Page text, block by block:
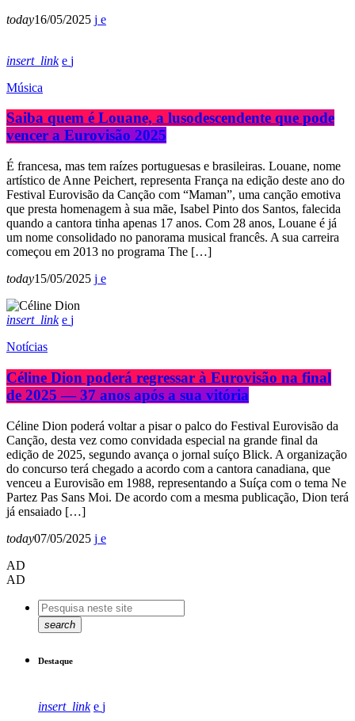
today16/05/2025
insert_link
Música
Saiba quem é Louane, a lusodescendente que pode
vencer a Eurovisão 2025
É francesa, mas tem raízes portuguesas e brasileiras. Louane, nome
artístico de Anne Peichert, representa França na edição deste ano do
Festival Eurovisão da Canção com “Maman”, uma canção emotiva
que presta homenagem à sua mãe, Isabel Pinto dos Santos, falecida
quando a cantora tinha apenas 17 anos. Com 28 anos, Louane é já
um nome consolidado no panorama musical francês. A sua carreira
começou em 2013 no programa The […]
today15/05/2025
insert_link
Notícias
Céline Dion poderá regressar à Eurovisão na final
de 2025 — 37 anos após a sua vitória
Céline Dion poderá voltar a pisar o palco do Festival Eurovisão da
Canção, desta vez como convidada especial na grande final da
edição de 2025, segundo avança o jornal suíço Blick. A organização
do concurso terá chegado a acordo com a cantora canadiana, que
venceu a Eurovisão em 1988, representando a Suíça com o tema Ne
Partez Pas Sans Moi. De acordo com a mesma publicação, Dion terá
já ensaiado […]
today07/05/2025
AD
AD
search
Destaque
insert_link